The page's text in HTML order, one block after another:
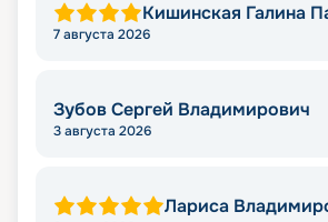
Кишинская Галина
7 августа 2026
Зубов Сергей Владимирович
3 августа 2026
Лариса